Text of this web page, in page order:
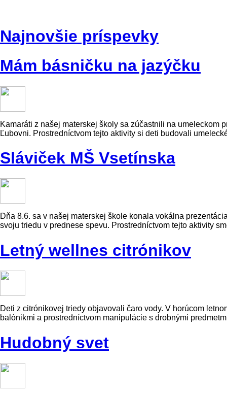
Najnovšie príspevky
Mám básničku na jazýčku
Kamaráti z našej materskej školy sa zúčastnili na umeleckom
Ľubovni. Prostredníctvom tejto aktivity si deti budovali
Sláviček MŠ Vsetínska
Dňa 8.6. sa v našej materskej škole konala vokálna
svoju triedu v prednese spevu. Prostredníctvom tejto aktivity
Letný wellnes citrónikov
Deti z citrónikovej triedy objavovali čaro vody. V horúcom
balónikmi a prostredníctvom manipulácie s drobnými
Hudobný svet